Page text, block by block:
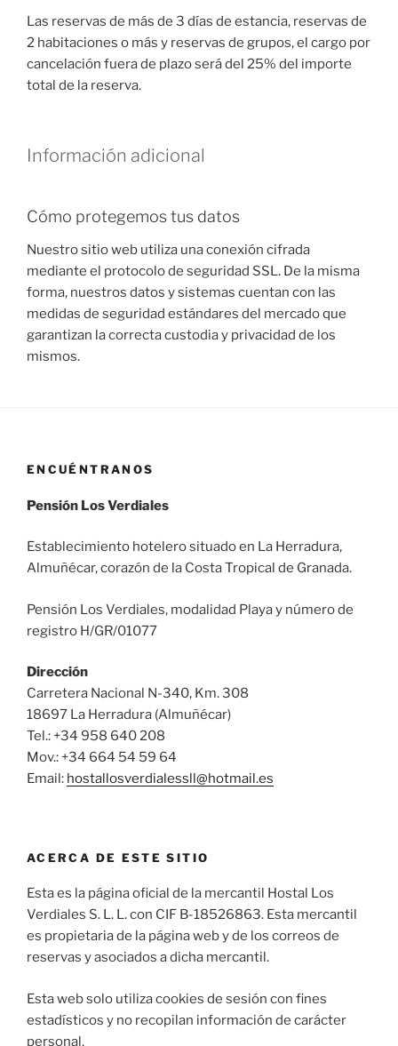
Las reservas de más de 3 días de estancia, reservas de
2 habitaciones o más y reservas de grupos, el cargo por
cancelación fuera de plazo será del 25% del importe
total de la reserva.
Información adicional
Cómo protegemos tus datos
Nuestro sitio web utiliza una conexión cifrada
mediante el protocolo de seguridad SSL. De la misma
forma, nuestros datos y sistemas cuentan con las
medidas de seguridad estándares del mercado que
garantizan la correcta custodia y privacidad de los
mismos.
ENCUÉNTRANOS
Pensión Los Verdiales
Establecimiento hotelero situado en La Herradura,
Almuñécar, corazón de la Costa Tropical de Granada.
Pensión Los Verdiales, modalidad Playa y número de
registro H/GR/01077
Dirección
Carretera Nacional N-340, Km. 308
18697 La Herradura (Almuñécar)
Tel.: +34 958 640 208
Mov.: +34 664 54 59 64
Email: hostallosverdialessll@hotmail.es
ACERCA DE ESTE SITIO
Esta es la página oficial de la mercantil Hostal Los
Verdiales S. L. L. con CIF B-18526863. Esta mercantil
es propietaria de la página web y de los correos de
reservas y asociados a dicha mercantil.
Esta web solo utiliza cookies de sesión con fines
estadísticos y no recopilan información de carácter
personal.